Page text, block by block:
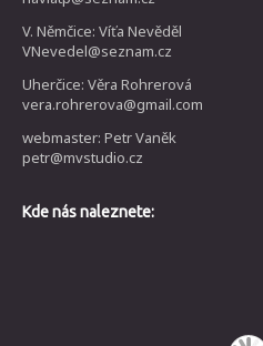
V. Němčice: Víťa Nevěděl
VNevedel@seznam.cz
Uherčice: Věra Rohrerová
vera.rohrerova@gmail.com
webmaster: Petr Vaněk
petr@mvstudio.cz
Kde nás naleznete: